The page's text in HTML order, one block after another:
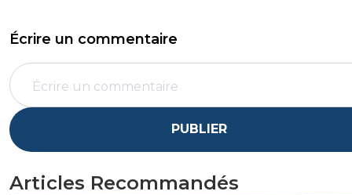
Écrire un commentaire
PUBLIER
Articles Recommandés